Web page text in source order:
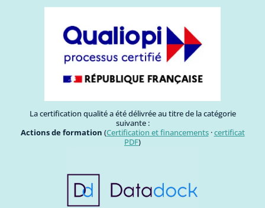
La certification qualité a été délivrée au titre de la catégorie
suivante :
Actions de formation (Certification et financements·certificat
PDF)